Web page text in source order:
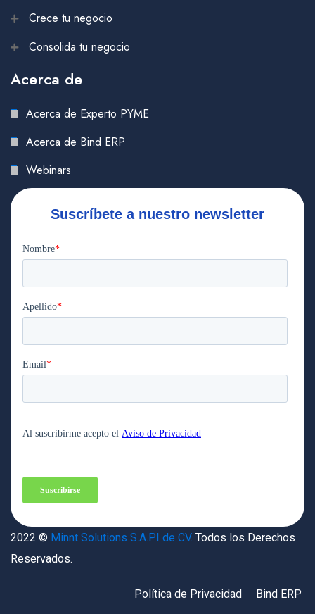
Crece tu negocio
Consolida tu negocio
Acerca de
Acerca de Experto PYME
Acerca de Bind ERP
Webinars
Suscríbete a nuestro newsletter
2022 © Minnt Solutions S.A.P.I de CV. Todos los Derechos
Reservados.
Política de Privacidad Bind ERP